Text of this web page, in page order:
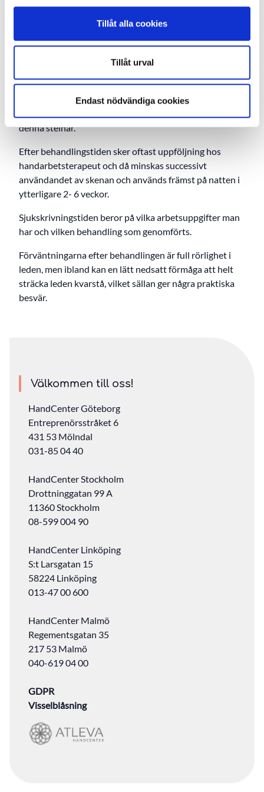
Tillåt alla cookies
Tillåt urval
Endast nödvändiga cookies
senan skall läka ihop i sin normala längd.
Behandlingstiden med skenan är 6 veckor dygnet runt.
Vid behov att avlägsna skenen t.ex. vid duschning och
luftning av huden, måste man stödja leden helt rak. Om
måste behandlingen med ortosen startas om. Det är
viktigt att man använder fingret med skenan på under
denna stelnar.
Efter behandlingstiden sker oftast uppföljning hos
handarbetsterapeut och då minskas successivt
användandet av skenan och används främst på natten i
ytterligare 2- 6 veckor.
Sjukskrivningstiden beror på vilka arbetsuppgifter man
har och vilken behandling som genomförts.
Förväntningarna efter behandlingen är full rörlighet i
leden, men ibland kan en lätt nedsatt förmåga att helt
sträcka leden kvarstå, vilket sällan ger några praktiska
besvär.
Välkommen till oss!
HandCenter Göteborg
Entreprenörsstråket 6
431 53 Mölndal
031-85 04 40
HandCenter Stockholm
Drottninggatan 99 A
11360 Stockholm ‎
08-599 004 90
HandCenter Linköping
S:t Larsgatan 15
58224 Linköping
013-47 00 600
HandCenter Malmö
Regementsgatan 35
217 53 Malmö
040-619 04 00
GDPR
Visselblåsning